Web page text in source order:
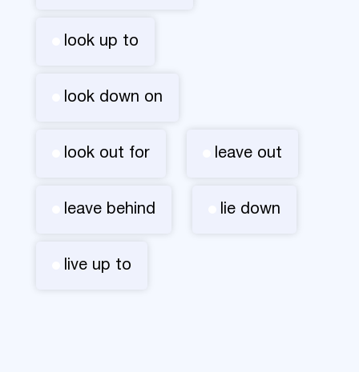
look up to
look down on
look out for leave out
leave behind lie down
live up to